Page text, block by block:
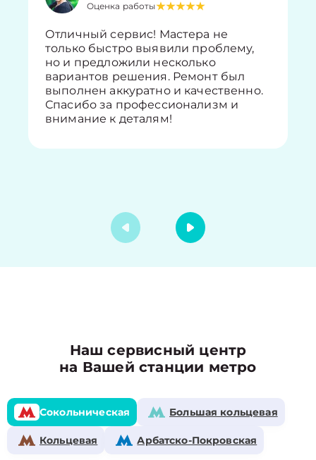
Оценка работы
Отличный сервис! Мастера не
только быстро выявили проблему,
но и предложили несколько
вариантов решения. Ремонт был
выполнен аккуратно и качественно.
Спасибо за профессионализм и
внимание к деталям!
Наш сервисный центр
на Вашей станции метро
Сокольническая Большая кольцевая
Кольцевая Арбатско-Покровская